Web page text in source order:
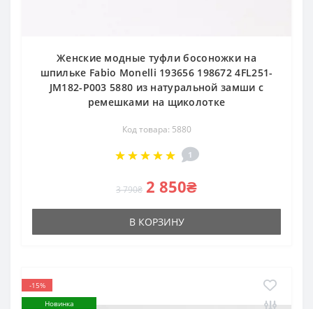
Женские модные туфли босоножки на
шпильке Fabio Monelli 193656 198672 4FL251-
JM182-P003 5880 из натуральной замши с
ремешками на щиколотке
Код товара: 5880
1
3 790₴ 2 850₴
В КОРЗИНУ
-15%
Новинка